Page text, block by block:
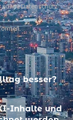
sowie Datenschutz
besser?
Inhalte und